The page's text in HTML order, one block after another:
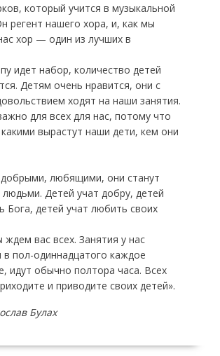
который учится в музыкальной
регент нашего хора, и, как мы
хор — один из лучших в
идет набор, количество детей
Детям очень нравится, они с
ходят на наши занятия.
для всех для нас, потому что
вырастут наши дети, кем они
любящими, они станут
Детей учат добру, детей
Бога, детей учат любить своих
вас всех. Занятия у нас
в пол-одиннадцатого каждое
идут обычно полтора часа. Всех
и приводите своих детей».
Булах